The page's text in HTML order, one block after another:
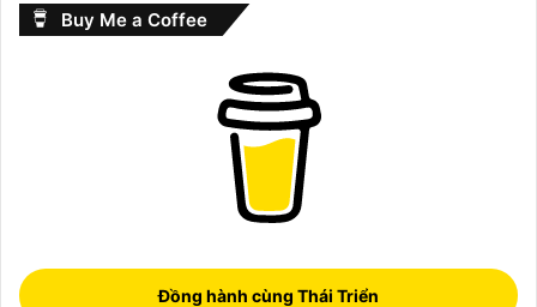
Buy Me a Coffee
Đồng hành cùng Thái Triển